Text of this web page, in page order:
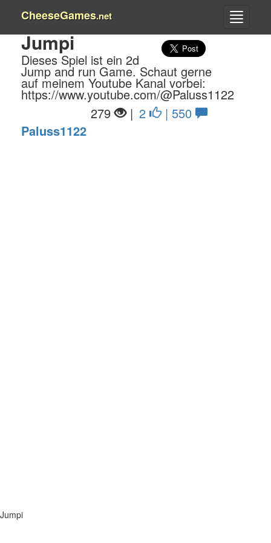
CheeseGames.net
Jumpi
Dieses Spiel ist ein 2d
Jump and run Game. Schaut gerne
auf meinem Youtube Kanal vorbei:
https://www.youtube.com/@Paluss1122
2
| 550
279
|
Paluss1122
Jumpi